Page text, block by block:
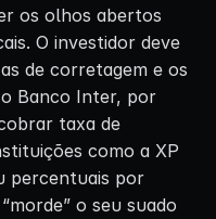
os olhos abertos
O investidor deve
de corretagem e os
Banco Inter, por
taxa de
como a XP
percentuais por
o seu suado